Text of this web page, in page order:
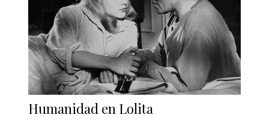
Humanidad en Lolita